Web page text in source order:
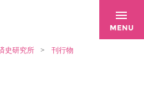
史研究所
刊行物